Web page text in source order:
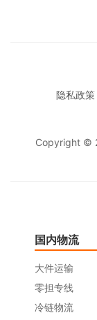
隐私政策
Copyright ©
国内物流
大件运输
零担专线
冷链物流